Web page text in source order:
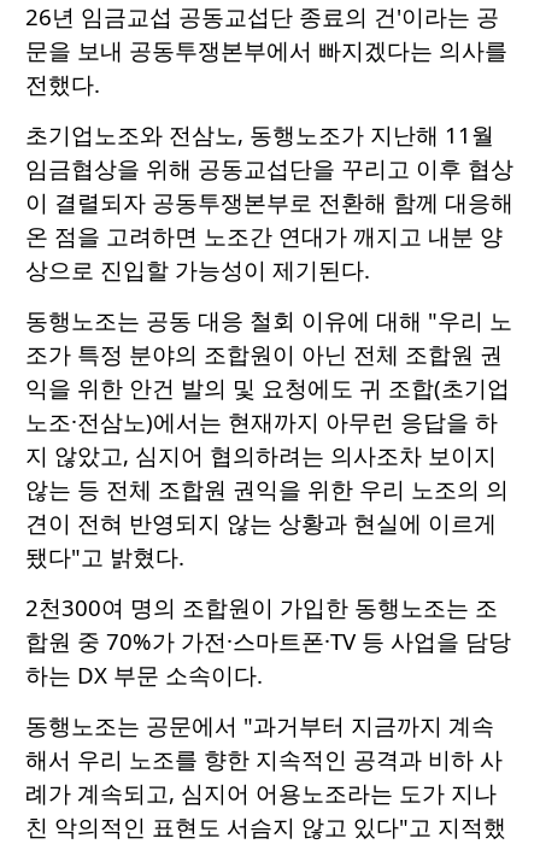
26년 임금교섭 공동교섭단 종료의 건'이라는 공
문을 보내 공동투쟁본부에서 빠지겠다는 의사를
전했다.
초기업노조와 전삼노, 동행노조가 지난해 11월
임금협상을 위해 공동교섭단을 꾸리고 이후 협상
이 결렬되자 공동투쟁본부로 전환해 함께 대응해
온 점을 고려하면 노조간 연대가 깨지고 내분 양
상으로 진입할 가능성이 제기된다.
동행노조는 공동 대응 철회 이유에 대해 "우리 노
조가 특정 분야의 조합원이 아닌 전체 조합원 권
익을 위한 안건 발의 및 요청에도 귀 조합(초기업
노조·전삼노)에서는 현재까지 아무런 응답을 하
지 않았고, 심지어 협의하려는 의사조차 보이지
않는 등 전체 조합원 권익을 위한 우리 노조의 의
견이 전혀 반영되지 않는 상황과 현실에 이르게
됐다"고 밝혔다.
2천300여 명의 조합원이 가입한 동행노조는 조
합원 중 70%가 가전·스마트폰·TV 등 사업을 담당
하는 DX 부문 소속이다.
동행노조는 공문에서 "과거부터 지금까지 계속
해서 우리 노조를 향한 지속적인 공격과 비하 사
례가 계속되고, 심지어 어용노조라는 도가 지나
친 악의적인 표현도 서슴지 않고 있다"고 지적했